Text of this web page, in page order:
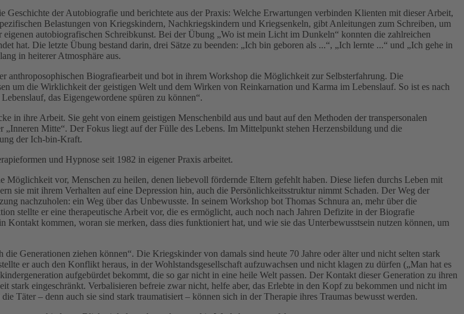
der Autobiografie und berichtete aus der Praxis: Welche Erwartungen verbinden Klienten mit dieser Arbeit,
Belastungen von Kriegskindern, Nachkriegskindern und Kriegsenkeln, gibt Anleitungen zum Schreiben, um
autobiografischen Schreibkunst. Bei der Übung „Wo ist mein Licht im Dunkeln“ konnten die zahlreichen
hat. Die letzte Übung bestand darin, drei Sätze zu beenden: „Ich bin geboren als ...“, „Ich lernte ...“ und „Ich gehe in
in heiterer Atmosphäre aus.
anthroposophischen Biografiearbeit und bot in ihrem Workshop die Möglichkeit zur Selbsterfahrung. Die
um die Wirklichkeit der geistigen Welt und dem Wirken von Reinkarnation und Karma im Lebenslauf. So ist es nach
das Eigengewordene spüren zu können“.
in ihre Arbeit. Sie geht von einem geistigen Menschenbild aus und baut auf den Methoden der transpersonalen
Mitte“. Der Fokus liegt auf der Fülle des Lebens. Im Mittelpunkt stehen Herzensbildung und die
der Ich-bin-Kraft.
und Hypnose seit 1982 in eigener Praxis arbeitet.
Möglichkeit vor, Menschen zu heilen, denen liebevoll fördernde Eltern gefehlt haben. Diese liefen durchs Leben mit
sie mit ihrem Verhalten auf eine Depression hin, auch die Persönlichkeitsstruktur nimmt Schaden. Der Weg der
nachzuholen: ein Weg über das Unbewusste. In seinem Workshop bot Thomas Schnura an, mehr über die
stellte er eine therapeutische Arbeit vor, die es ermöglicht, auch noch nach Jahren Defizite in der Biografie
kommen, woran sie merken, dass dies funktioniert hat, und wie sie das Unterbewusstsein nutzen können, um
Generationen ziehen können“. Die Kriegskinder von damals sind heute 70 Jahre oder älter und nicht selten stark
er auch den Konflikt heraus, in der Wohlstandsgesellschaft aufzuwachsen und nicht klagen zu dürfen („Man hat es
aufgebürdet bekommt, die so gar nicht in eine heile Welt passen. Der Kontakt dieser Generation zu ihren
eingeschränkt. Verbalisieren befreie zwar nicht, helfe aber, das Erlebte in den Kopf zu bekommen und nicht im
Täter – denn auch sie sind stark traumatisiert – können sich in der Therapie ihres Traumas bewusst werden.